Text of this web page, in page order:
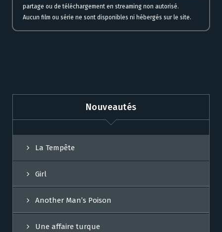
partage ou de téléchargement en streaming non autorisé.
Aucun film ou série ne sont disponibles ni hébergés sur le site.
Nouveautés
La Tempête
Girl
Another Man’s Poison
Une affaire turque